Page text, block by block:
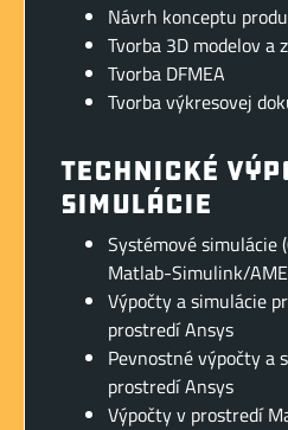
Návrh konceptu
Tvorba 3D modelov a
Tvorba DFMEA
Tvorba výkresovej
Technické
simulácie
Systémové simulácie
Matlab-Simulink/
Výpočty a simulácie
prostredí Ansys
Pevnostné výpočty a
prostredí Ansys
Výpočty v prostredí